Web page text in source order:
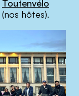
Toutenvélo
(nos hôtes).